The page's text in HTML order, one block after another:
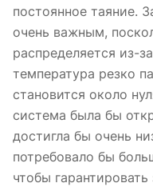
постоянное таяние.
очень важным,
распределяется из-
температура резко
становится около
система была бы
достигла бы очень
потребовало бы
чтобы гарантировать